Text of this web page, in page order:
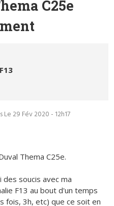
C25e
Le 29 Fév 2020 - 12h17
Thema C25e.
des soucis avec ma
F13 au bout d'un temps
fois, 3h, etc) que ce soit en